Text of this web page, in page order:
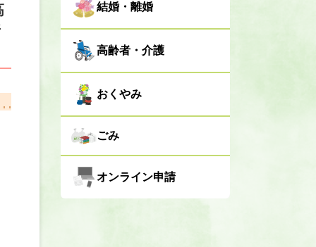
結婚・離婚
高齢者・介護
おくやみ
ごみ
オンライン申請